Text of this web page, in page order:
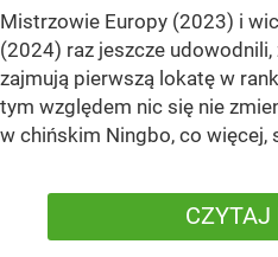
Mistrzowie Europy (2023) i
(2024) raz jeszcze udowodnili,
zajmują pierwszą lokatę w
tym względem nic się nie
w chińskim Ningbo, co więcej,
CZYTAJ